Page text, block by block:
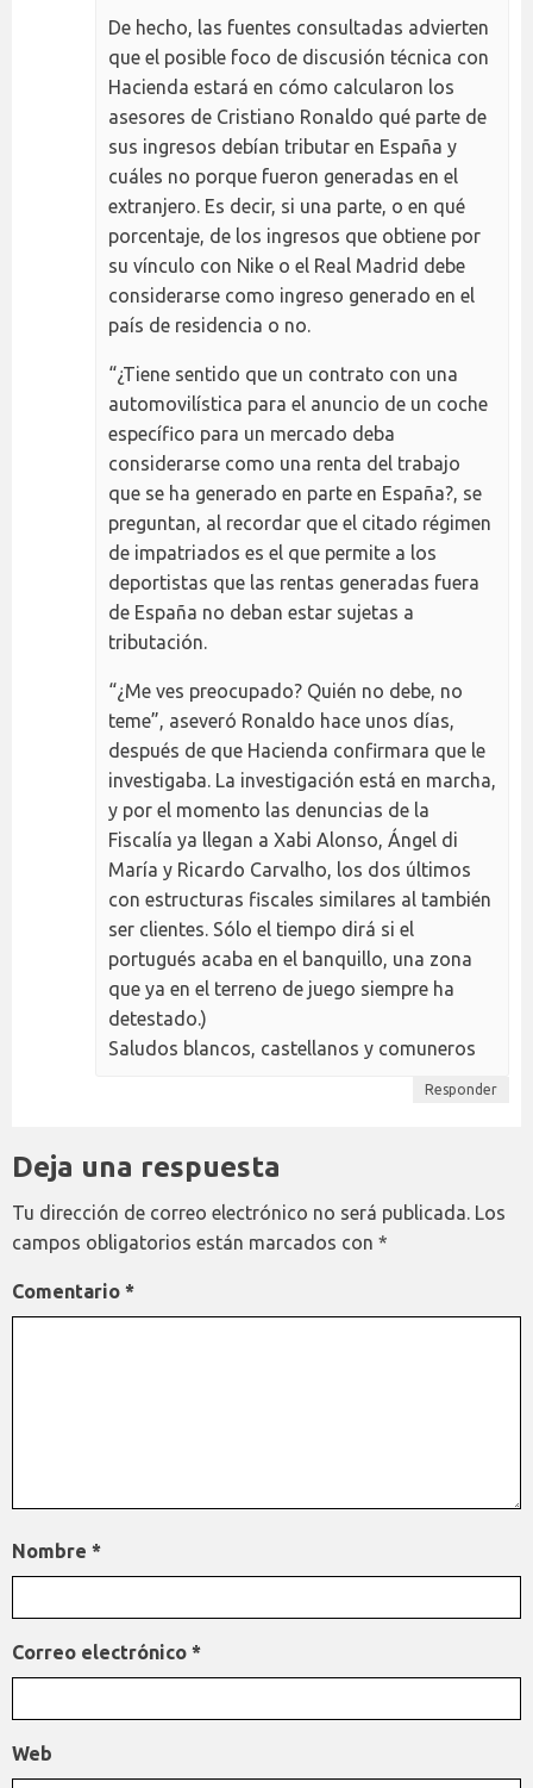
De hecho, las fuentes consultadas advierten
que el posible foco de discusión técnica con
Hacienda estará en cómo calcularon los
asesores de Cristiano Ronaldo qué parte de
sus ingresos debían tributar en España y
cuáles no porque fueron generadas en el
extranjero. Es decir, si una parte, o en qué
porcentaje, de los ingresos que obtiene por
su vínculo con Nike o el Real Madrid debe
considerarse como ingreso generado en el
país de residencia o no.
“¿Tiene sentido que un contrato con una
automovilística para el anuncio de un coche
específico para un mercado deba
considerarse como una renta del trabajo
que se ha generado en parte en España?, se
preguntan, al recordar que el citado régimen
de impatriados es el que permite a los
deportistas que las rentas generadas fuera
de España no deban estar sujetas a
tributación.
“¿Me ves preocupado? Quién no debe, no
teme”, aseveró Ronaldo hace unos días,
después de que Hacienda confirmara que le
investigaba. La investigación está en marcha,
y por el momento las denuncias de la
Fiscalía ya llegan a Xabi Alonso, Ángel di
María y Ricardo Carvalho, los dos últimos
con estructuras fiscales similares al también
ser clientes. Sólo el tiempo dirá si el
portugués acaba en el banquillo, una zona
que ya en el terreno de juego siempre ha
detestado.)
Saludos blancos, castellanos y comuneros
Responder
Deja una respuesta
Tu dirección de correo electrónico no será publicada. Los
campos obligatorios están marcados con *
Comentario *
Nombre *
Correo electrónico *
Web